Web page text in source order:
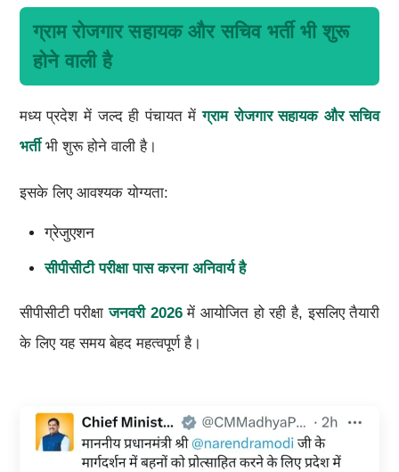
ग्राम रोजगार सहायक और सचिव भर्ती भी शुरू
होने वाली है
मध्य प्रदेश में जल्द ही पंचायत मेंग्राम रोजगार सहायक और सचिव
भर्तीभी शुरू होने वाली है।
इसके लिए आवश्यक योग्यता:
ग्रेजुएशन
सीपीसीटी परीक्षा पास करना अनिवार्य है
सीपीसीटी परीक्षाजनवरी 2026में आयोजित हो रही है, इसलिए तैयारी
के लिए यह समय बेहद महत्वपूर्ण है।